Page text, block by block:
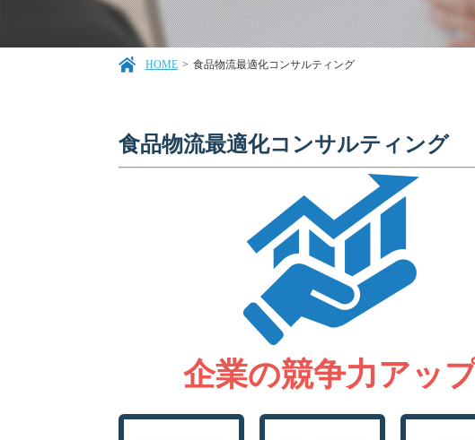
HOME > 食品物流最適化コンサルティング
食品物流最適化コンサルティング
企業の競争力アッ